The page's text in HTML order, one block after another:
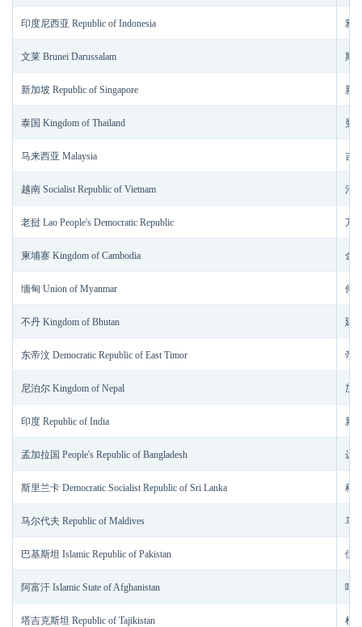
印度尼西亚 Republic of Indonesia 雅
文莱 Brunei Darussalam 斯
新加坡 Republic of Singapore 新
泰国 Kingdom of Thailand 曼
马来西亚 Malaysia 吉
越南 Socialist Republic of Vietnam 河
老挝 Lao People's Democratic Republic 万
柬埔寨 Kingdom of Cambodia 金
缅甸 Union of Myanmar 仰
不丹 Kingdom of Bhutan 廷
东帝汶 Democratic Republic of East Timor 帝
尼泊尔 Kingdom of Nepal 加
印度 Republic of India 新
孟加拉国 People's Republic of Bangladesh 达
斯里兰卡 Democratic Socialist Republic of Sri Lanka 科
马尔代夫 Republic of Maldives 马
巴基斯坦 Islamic Republic of Pakistan 伊
阿富汗 Islamic State of Afghanistan 喀
塔吉克斯坦 Republic of Tajikistan 杜